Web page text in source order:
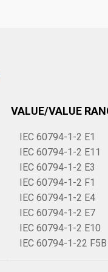
VALUE/VALUE
IEC 60794-1-2 E1
IEC 60794-1-2 E11
IEC 60794-1-2 E3
IEC 60794-1-2 F1
IEC 60794-1-2 E4
IEC 60794-1-2 E7
IEC 60794-1-2 E10
IEC 60794-1-22 F5B